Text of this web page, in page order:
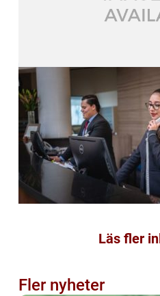
Läs fler
Fler nyheter